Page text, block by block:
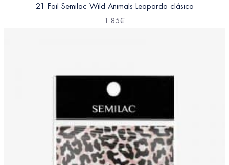
21 Foil Semilac Wild Animals Leopardo clásico
1.85€